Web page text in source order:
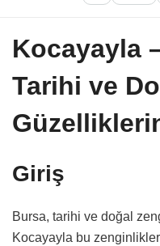
Kocayayla
Tarihi ve
Giriş
Bursa, tarihi ve doğal
Kocayayla bu